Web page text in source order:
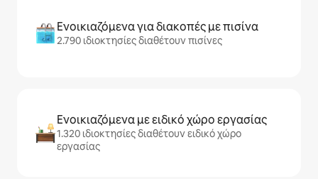
Ενοικιαζόμενα για διακοπές με πισίνα
2.790 ιδιοκτησίες διαθέτουν πισίνες
Ενοικιαζόμενα με ειδικό χώρο εργασίας
1.320 ιδιοκτησίες διαθέτουν ειδικό χώρο
εργασίας